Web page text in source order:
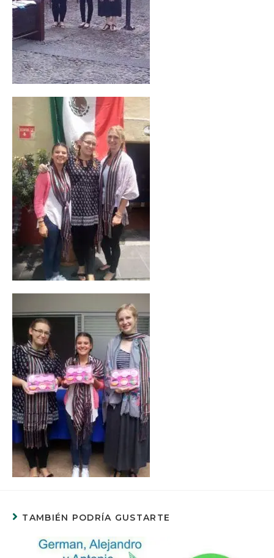
TAMBIÉN PODRÍA GUSTARTE